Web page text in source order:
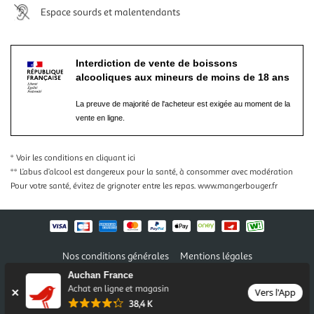
Auchan France
Achat en ligne et magasin
38,4 K
Vers l'App
Espace sourds et malentendants
Interdiction de vente de boissons
alcooliques aux mineurs de moins de 18 ans
La preuve de majorité de l'acheteur est exigée au moment de la
vente en ligne.
* Voir les conditions en cliquant ici
** L’abus d’alcool est dangereux pour la santé, à consommer avec modération
Pour votre santé, évitez de grignoter entre les repas. www.mangerbouger.fr
Nos conditions générales
Mentions légales
Conditions des offres et promotions
Politique de confidentialité
Informations légales marketplace